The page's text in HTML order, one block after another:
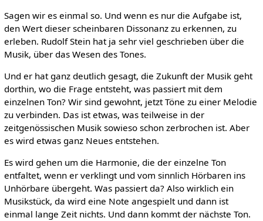
Sagen wir es einmal so. Und wenn es nur die Aufgabe ist,
den Wert dieser scheinbaren Dissonanz zu erkennen, zu
erleben. Rudolf Stein hat ja sehr viel geschrieben über die
Musik, über das Wesen des Tones.
Und er hat ganz deutlich gesagt, die Zukunft der Musik geht
dorthin, wo die Frage entsteht, was passiert mit dem
einzelnen Ton? Wir sind gewohnt, jetzt Töne zu einer Melodie
zu verbinden. Das ist etwas, was teilweise in der
zeitgenössischen Musik sowieso schon zerbrochen ist. Aber
es wird etwas ganz Neues entstehen.
Es wird gehen um die Harmonie, die der einzelne Ton
entfaltet, wenn er verklingt und vom sinnlich Hörbaren ins
Unhörbare übergeht. Was passiert da? Also wirklich ein
Musikstück, da wird eine Note angespielt und dann ist
einmal lange Zeit nichts. Und dann kommt der nächste Ton.